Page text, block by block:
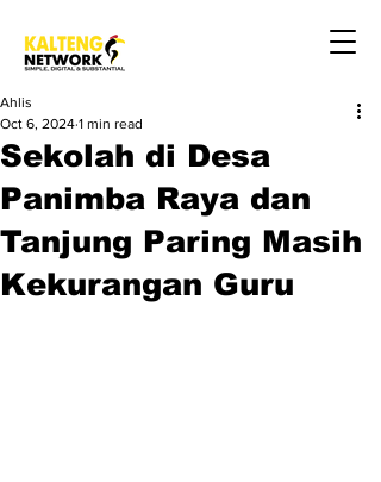
Sekolah di Desa
Panimba Raya dan
Tanjung Paring Masih
Kekurangan Guru
Ahlis
Oct 6, 2024 1 min read